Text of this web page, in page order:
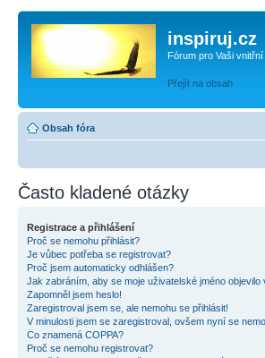
inspiruj.cz
Fórum pro Vaši
Přejít na obsah
Obsah fóra
Často kladené otázky
Registrace a přihlášení
Proč se nemohu přihlásit?
Je vůbec potřeba se registrovat?
Proč jsem automaticky odhlášen?
Jak zabráním, aby se moje uživatelské jméno
Zapomněl jsem heslo!
Zaregistroval jsem se, ale nemohu se přihlásit!
V minulosti jsem se zaregistroval, ovšem nyní se
Co znamená COPPA?
Proč se nemohu registrovat?